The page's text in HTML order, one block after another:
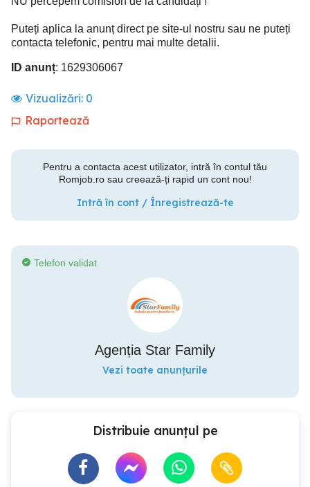
Puteți aplica la anunț direct pe site-ul nostru sau ne puteți
contacta telefonic, pentru mai multe detalii.
ID anunț: 1629306067
Vizualizări: 0
Raportează
Pentru a contacta acest utilizator, intră în contul tău
Romjob.ro sau creează-ți rapid un cont nou!
Intră în cont / Înregistrează-te
Telefon validat
Agenția Star Family
Vezi toate anunțurile
Distribuie anunțul pe